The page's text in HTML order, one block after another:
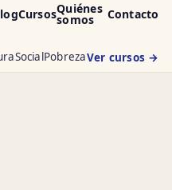
CursosQuiénes
somos Contacto
SocialPobrezaVer cursos →